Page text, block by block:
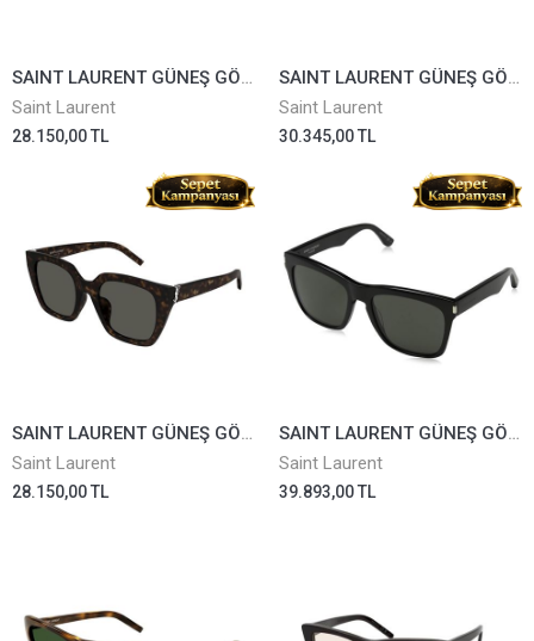
SAINT LAURENT GÜNEŞ GÖZLÜĞÜ SLM143-001
Saint Laurent
28.150,00 TL
SAINT LAURENT GÜNEŞ GÖZLÜĞÜ SLM94-008
Saint Laurent
30.345,00 TL
SAINT LAURENT GÜNEŞ GÖZLÜĞÜ SLM143-002
Saint Laurent
28.150,00 TL
SAINT LAURENT GÜNEŞ GÖZLÜĞÜ SLM137-001
Saint Laurent
39.893,00 TL